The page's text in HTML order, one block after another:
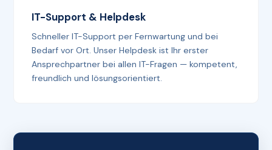
IT-Support & Helpdesk
Schneller IT-Support per Fernwartung und bei
Bedarf vor Ort. Unser Helpdesk ist Ihr erster
Ansprechpartner bei allen IT-Fragen — kompetent,
freundlich und lösungsorientiert.